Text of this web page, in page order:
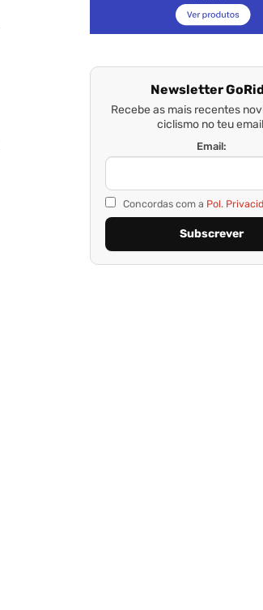
Newsletter
Recebe as mais recentes
ciclismo no teu
Email:
Concordas com a Pol.